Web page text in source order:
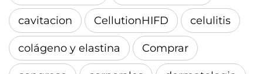
cavitacion CellutionHIFD celulitis
colágeno y elastina Comprar